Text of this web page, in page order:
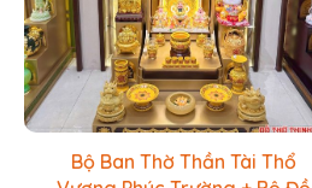
Bộ Ban Thờ Thần Tài Thổ